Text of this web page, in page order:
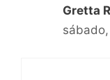
Gretta